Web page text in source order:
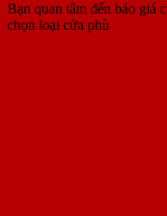
Bạn quan tâm đến báo giá
chọn loại cửa phù